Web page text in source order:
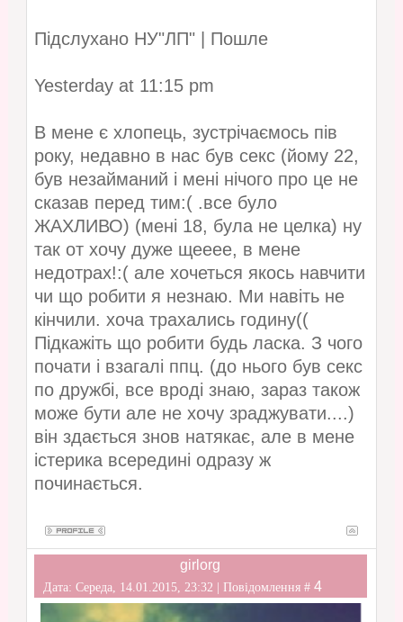
Підслухано НУ"ЛП" | Пошле
Yesterday at 11:15 pm
В мене є хлопець, зустрічаємось пів
року, недавно в нас був секс (йому 22,
був незайманий і мені нічого про це не
сказав перед тим:( .все було
ЖАХЛИВО) (мені 18, була не целка) ну
так от хочу дуже щееее, в мене
недотрах!:( але хочеться якось навчити
чи що робити я незнаю. Ми навіть не
кінчили. хоча трахались годину((
Підкажіть що робити будь ласка. З чого
почати і взагалі ппц. (до нього був секс
по дружбі, все вроді знаю, зараз також
може бути але не хочу зраджувати....)
він здається знов натякає, але в мене
істерика всередині одразу ж
починається.
girlorg
Дата: Середа, 14.01.2015, 23:32 | Повідомлення # 4